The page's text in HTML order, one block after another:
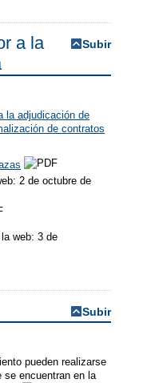
a la
Subir
la adjudicación de
de contratos
2 de octubre de
web: 3 de
Subir
pueden realizarse
se encuentran en la